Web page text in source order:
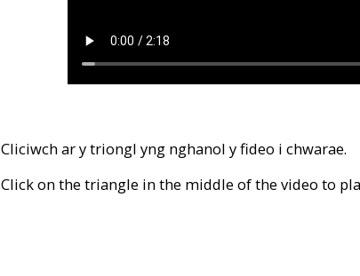
Cliciwch ar y triongl yng nghanol y fideo i chwarae.
Click on the triangle in the middle of the video to